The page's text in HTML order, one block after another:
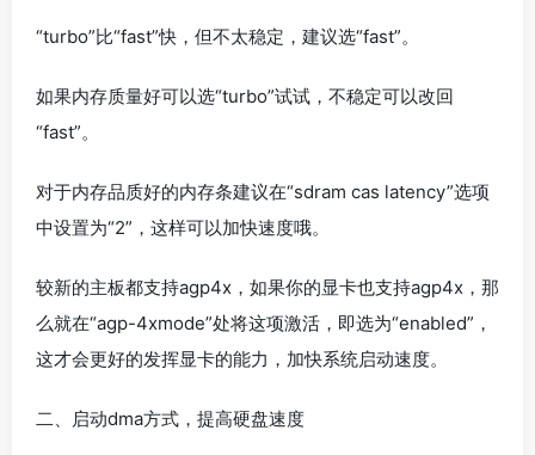
“turbo”比“fast”快，但不太稳定，建议选“fast”。
如果内存质量好可以选“turbo”试试，不稳定可以改回
“fast”。
对于内存品质好的内存条建议在“sdram cas latency”选项
中设置为“2”，这样可以加快速度哦。
较新的主板都支持agp4x，如果你的显卡也支持agp4x，那
么就在“agp-4xmode”处将这项激活，即选为“enabled”，
这才会更好的发挥显卡的能力，加快系统启动速度。
二、启动dma方式，提高硬盘速度